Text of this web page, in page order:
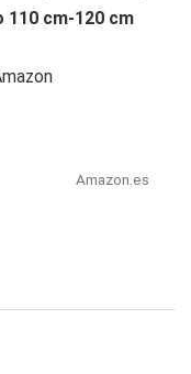
110 cm-120 cm
Amazon.es